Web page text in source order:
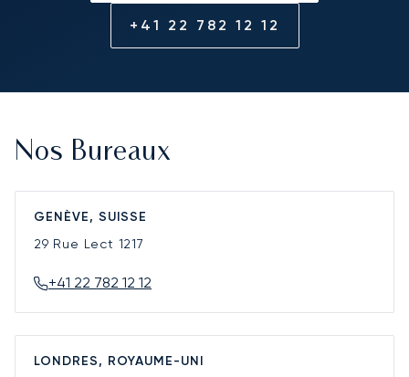
+41 22 782 12 12
Nos Bureaux
GENÈVE, SUISSE
29 Rue Lect 1217
+41 22 782 12 12
LONDRES, ROYAUME-UNI